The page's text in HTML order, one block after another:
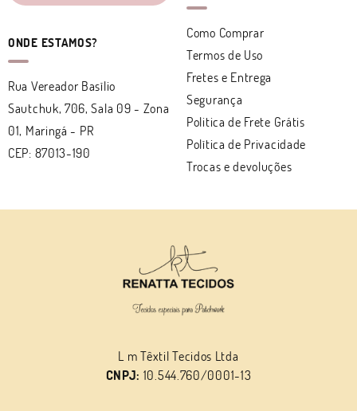
ONDE ESTAMOS?
Rua Vereador Basílio
Sautchuk, 706, Sala 09 - Zona
01, Maringá - PR
CEP: 87013-190
Como Comprar
Termos de Uso
Fretes e Entrega
Segurança
Politica de Frete Grátis
Política de Privacidade
Trocas e devoluções
L m Têxtil Tecidos Ltda
CNPJ: 10.544.760/0001-13